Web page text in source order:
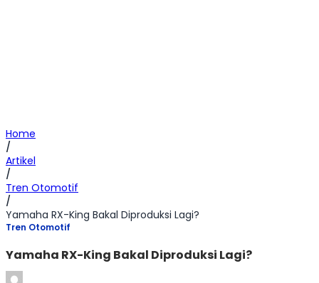
Home
/
Artikel
/
Tren Otomotif
/
Yamaha RX-King Bakal Diproduksi Lagi?
Tren Otomotif
Yamaha RX-King Bakal Diproduksi Lagi?